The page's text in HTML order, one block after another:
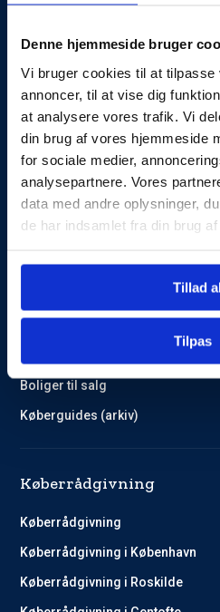
Denne hjemmeside bruger
Vi bruger cookies til at tilpasse
annoncer, til at vise dig
at analysere vores trafik. Vi
din brug af vores hjemmeside
for sociale medier,
analysepartnere. Vores
data med andre oplysninger,
de har indsamlet fra din brug
Tillad
Tilpas
Om Bomae
Kontakt
Karriere
Mød Rådgiverne
Boliger til salg
Køberguides (arkiv)
Køberrådgivning
Køberrådgivning
Køberrådgivning i København
Køberrådgivning i Roskilde